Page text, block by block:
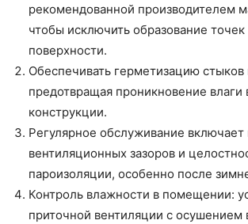
рекомендованной производителем
чтобы исключить образование
поверхности.
Обеспечивать герметизацию стыков
предотвращая проникновение влаги
конструкции.
Регулярное обслуживание включает
вентиляционных зазоров и
пароизоляции, особенно после
Контроль влажности в помещении:
приточной вентиляции с осушением